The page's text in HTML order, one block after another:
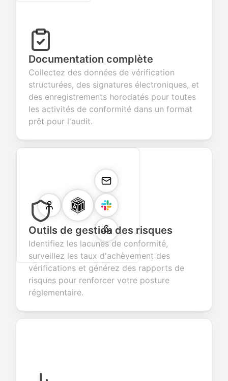
Documentation complète
Collectez des données de vérification
structurées, des signatures électroniques, et
des enregistrements horodatés pour toutes
les activités de conformité dans un format
prêt pour l'audit.
Outils de gestion des risques
Identifiez les lacunes de conformité,
surveillez les taux d'achèvement des
vérifications et générez des rapports de
risques pour renforcer votre posture
réglementaire.